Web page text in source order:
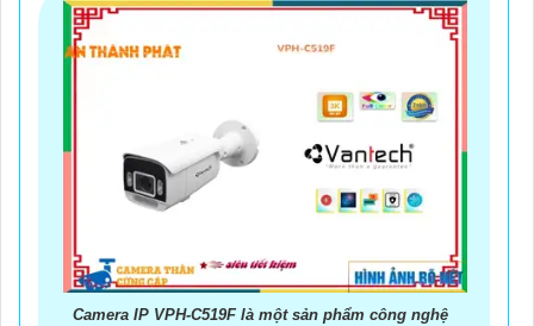
Camera IP VPH-C519F là một sản phẩm công nghệ